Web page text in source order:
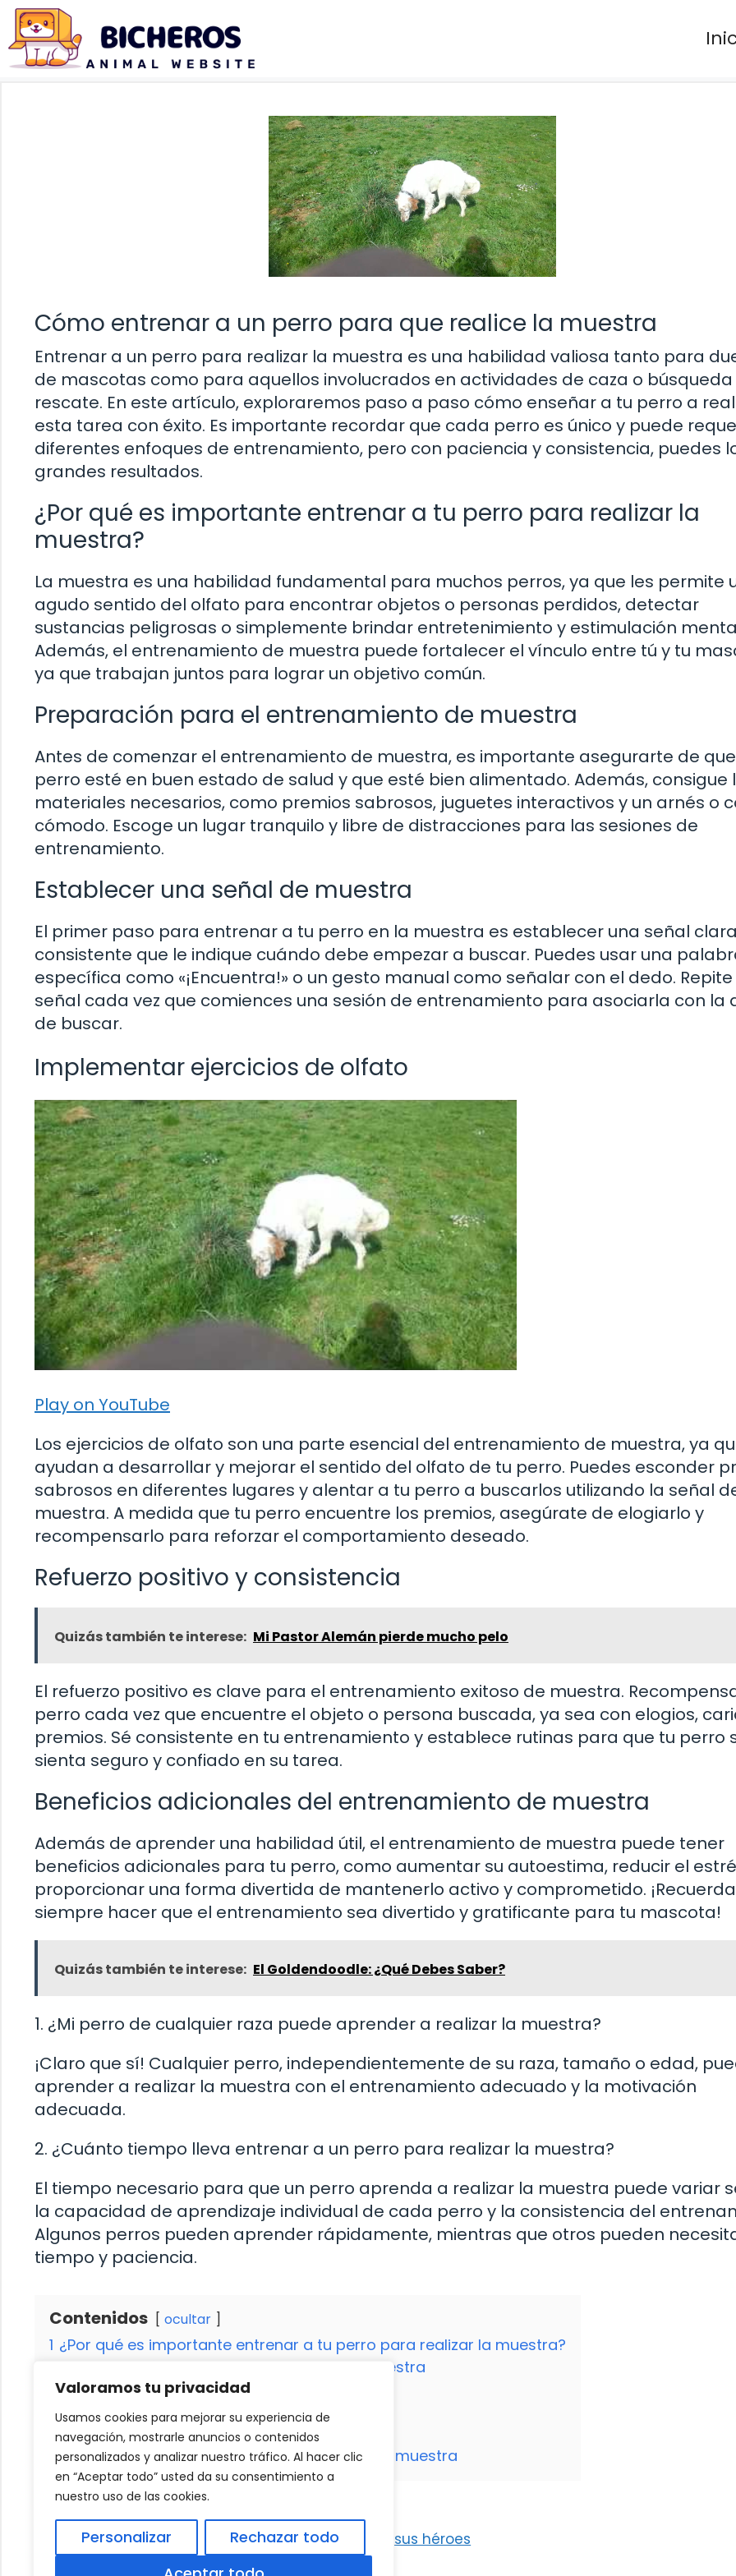
Valoramos tu privacidad
Usamos cookies para mejorar su experiencia de
navegación, mostrarle anuncios o contenidos
personalizados y analizar nuestro tráfico. Al hacer clic
en “Aceptar todo” usted da su consentimiento a
nuestro uso de las cookies.
Personalizar
Rechazar todo
Saltar
contenido
Cómo entrenar a un perro para que realice la muestra
Entrenar a un perro para realizar la muestra es una habilidad valiosa tanto para
de mascotas como para aquellos involucrados en actividades de caza o búsqueda
rescate. En este artículo, exploraremos paso a paso cómo enseñar a tu perro a
esta tarea con éxito. Es importante recordar que cada perro es único y puede
diferentes enfoques de entrenamiento, pero con paciencia y consistencia, puedes
grandes resultados.
¿Por qué es importante entrenar a tu perro para realizar la
muestra?
La muestra es una habilidad fundamental para muchos perros, ya que les permite
agudo sentido del olfato para encontrar objetos o personas perdidos, detectar
sustancias peligrosas o simplemente brindar entretenimiento y estimulación
Además, el entrenamiento de muestra puede fortalecer el vínculo entre tú y tu
ya que trabajan juntos para lograr un objetivo común.
Preparación para el entrenamiento de muestra
Antes de comenzar el entrenamiento de muestra, es importante asegurarte de
perro esté en buen estado de salud y que esté bien alimentado. Además, consigue
materiales necesarios, como premios sabrosos, juguetes interactivos y un arnés o
cómodo. Escoge un lugar tranquilo y libre de distracciones para las sesiones de
entrenamiento.
Establecer una señal de muestra
El primer paso para entrenar a tu perro en la muestra es establecer una señal
consistente que le indique cuándo debe empezar a buscar. Puedes usar una
específica como «¡Encuentra!» o un gesto manual como señalar con el dedo.
señal cada vez que comiences una sesión de entrenamiento para asociarla con la
de buscar.
Implementar ejercicios de olfato
Play on YouTube
Los ejercicios de olfato son una parte esencial del entrenamiento de muestra, ya
ayudan a desarrollar y mejorar el sentido del olfato de tu perro. Puedes esconder
sabrosos en diferentes lugares y alentar a tu perro a buscarlos utilizando la señal
muestra. A medida que tu perro encuentre los premios, asegúrate de elogiarlo y
recompensarlo para reforzar el comportamiento deseado.
Refuerzo positivo y consistencia
Quizás también te interese: Mi Pastor Alemán pierde mucho pelo
El refuerzo positivo es clave para el entrenamiento exitoso de muestra.
perro cada vez que encuentre el objeto o persona buscada, ya sea con elogios,
premios. Sé consistente en tu entrenamiento y establece rutinas para que tu perro
sienta seguro y confiado en su tarea.
Beneficios adicionales del entrenamiento de muestra
Además de aprender una habilidad útil, el entrenamiento de muestra puede tener
beneficios adicionales para tu perro, como aumentar su autoestima, reducir el
proporcionar una forma divertida de mantenerlo activo y comprometido. ¡Recuerda
siempre hacer que el entrenamiento sea divertido y gratificante para tu mascota!
Quizás también te interese: El Goldendoodle: ¿Qué Debes Saber?
1. ¿Mi perro de cualquier raza puede aprender a realizar la muestra?
¡Claro que sí! Cualquier perro, independientemente de su raza, tamaño o edad,
aprender a realizar la muestra con el entrenamiento adecuado y la motivación
adecuada.
2. ¿Cuánto tiempo lleva entrenar a un perro para realizar la muestra?
El tiempo necesario para que un perro aprenda a realizar la muestra puede variar
la capacidad de aprendizaje individual de cada perro y la consistencia del
Algunos perros pueden aprender rápidamente, mientras que otros pueden
tiempo y paciencia.
Contenidos ocultar
1 ¿Por qué es importante entrenar a tu perro para realizar la muestra?
Preparación para el entrenamiento de muestra
1.2 Establecer una señal de muestra
1.2.1 Implementar ejercicios de olfato
1.3 Refuerzo positivo y consistencia
2 Beneficios adicionales del entrenamiento de muestra
Alimentación de las golondrinas jóvenes
Animales rescatados muestran gratitud hacia sus héroes